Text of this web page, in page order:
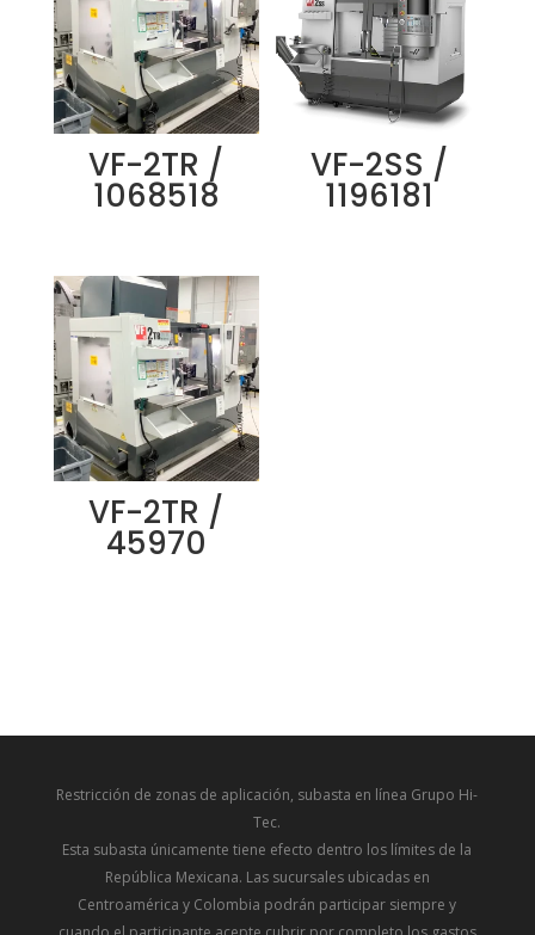
VF-2TR /
1068518
VF-2SS /
1196181
VF-2TR /
45970
Restricción de zonas de aplicación, subasta en línea Grupo Hi-
Tec.
Esta subasta únicamente tiene efecto dentro los límites de la
República Mexicana. Las sucursales ubicadas en
Centroamérica y Colombia podrán participar siempre y